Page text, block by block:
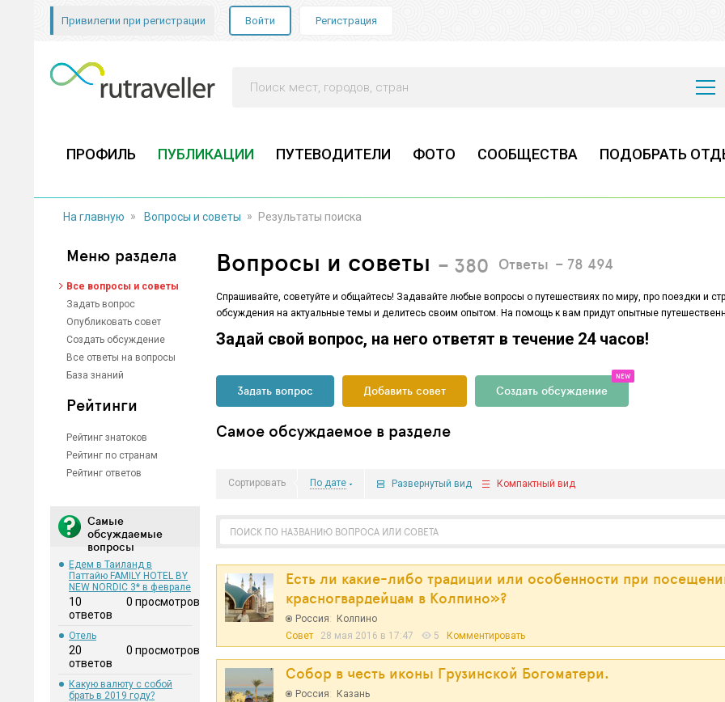
Привилегии при регистрации Войти Регистрация
ПРОФИЛЬ ПУБЛИКАЦИИ ПУТЕВОДИТЕЛИ ФОТО СООБЩЕСТВА ПОДОБРАТЬ
На главную » Вопросы и советы » Результаты поиска
Меню раздела
Все вопросы и советы
Задать вопрос
Опубликовать совет
Создать обсуждение
Все ответы на вопросы
База знаний
Рейтинги
Рейтинг знатоков
Рейтинг по странам
Рейтинг ответов
Самые
обсуждаемые
вопросы
Едем в Таиланд в
Паттайю FAMILY HOTEL BY
NEW NORDIC 3* в феврале
10
ответов
0 просмотров
Отель
20
ответов
0 просмотров
Какую валюту с собой
брать в 2019 году?
Вопросы и советы – 380 Ответы – 78 494
Спрашивайте, советуйте и общайтесь! Задавайте любые вопросы о путешествиях по миру, про поездки и
обсуждения на актуальные темы и делитесь своим опытом. На помощь к вам придут опытные
Задай свой вопрос, на него ответят в течение 24 часов!
Задать вопрос Добавить совет Создать обсуждение
NEW
Самое обсуждаемое в разделе
Сортировать По дате Развернутый вид Компактный вид
Есть ли какие-либо традиции или особенности при
красногвардейцам в Колпино»?
Россия: Колпино
Совет 28 мая 2016 в 17:47 5 Комментировать
Собор в честь иконы Грузинской Богоматери.
Россия: Казань